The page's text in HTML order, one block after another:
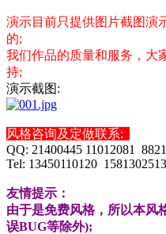
演示目前只提供图片截图演
的;
我们作品的质量和服务，大
持;
演示截图:
风格咨询及定做联系:
QQ: 21400445 11012081
Tel: 13450110120
友情提示：
由于是免费风格，所以本风
误BUG等除外);